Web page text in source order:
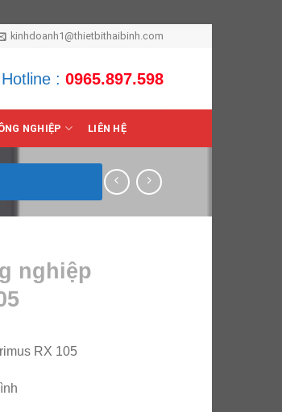
kinhdoanh1@thietbithaibinh.com
Hotline : 0965.897.598
NGHIỆP LIÊN HỆ
nghiệp
RX 105